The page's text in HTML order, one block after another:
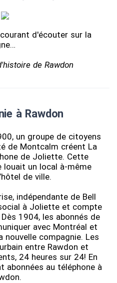
d'écouter sur la
de Rawdon
à Rawdon
un groupe de citoyens
de Montcalm créent La
de Joliette. Cette
louait un local à-même
de ville.
indépendante de Bell
à Joliette et compte
1904, les abonnés de
avec Montréal et
nouvelle compagnie. Les
entre Rawdon et
24 heures sur 24! En
abonnées au téléphone à